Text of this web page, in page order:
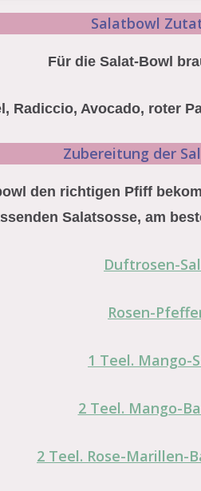
⁠Salatbowl
Für die Salat-Bowl
Radiccio, Avocado, roter
Zubereitung der
den richtigen Pfiff
Salatsosse, am
Duftrosen-
Rosen-
1 Teel. Mango-
2 Teel. Mango-
2 Teel. Rose-Marillen-